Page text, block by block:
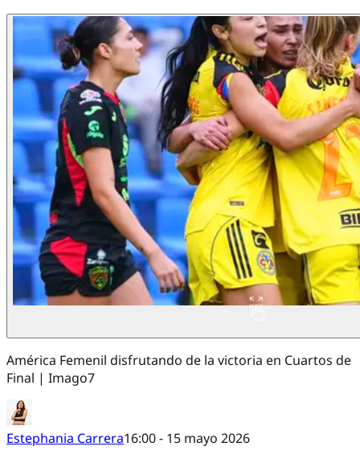
América Femenil disfrutando de la victoria en Cuartos de
Final | Imago7
Estephania Carrera16:00 - 15 mayo 2026